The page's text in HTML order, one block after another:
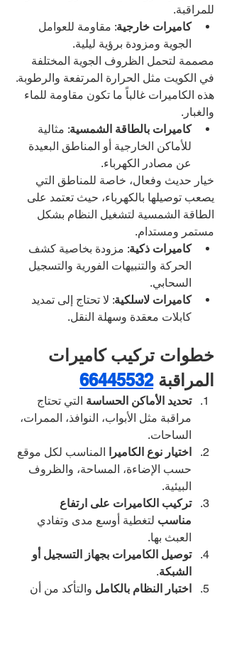
للمراقبة.
كاميرات خارجية: مقاومة للعوامل
الجوية ومزودة برؤية ليلية.
مصممة لتحمل الظروف الجوية المختلفة
في الكويت مثل الحرارة المرتفعة والرطوبة.
هذه الكاميرات غالباً ما تكون مقاومة للماء
والغبار.
كاميرات بالطاقة الشمسية: مثالية
للأماكن الخارجية أو المناطق البعيدة
عن مصادر الكهرباء.
خيار حديث وفعال، خاصة للمناطق التي
يصعب توصيلها بالكهرباء، حيث تعتمد على
الطاقة الشمسية لتشغيل النظام بشكل
مستمر ومستدام.
كاميرات ذكية: مزودة بخاصية كشف
الحركة والتنبيهات الفورية والتسجيل
السحابي.
كاميرات لاسلكية: لا تحتاج إلى تمديد
كابلات معقدة وسهلة النقل.
خطوات تركيب كاميرات
المراقبة 66445532
تحديد الأماكن الحساسة التي تحتاج
مراقبة مثل الأبواب، النوافذ، الممرات،
الساحات.
اختيار نوع الكاميرا المناسب لكل موقع
حسب الإضاءة، المساحة، والظروف
البيئية.
تركيب الكاميرات على ارتفاع
مناسب لتغطية أوسع مدى وتفادي
العبث بها.
توصيل الكاميرات بجهاز التسجيل أو
الشبكة.
اختبار النظام بالكامل والتأكد من أن